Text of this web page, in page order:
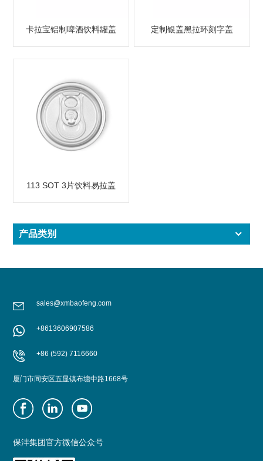
卡拉宝铝制啤酒饮料罐盖 定制银盖黑拉环刻字盖
113 SOT 3片饮料易拉盖
产品类别
sales@xmbaofeng.com
+8613606907586
+86 (592) 7116660
厦门市同安区五显镇布塘中路1668号
保沣集团官方微信公众号